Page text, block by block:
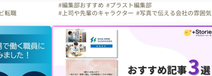
転職
都 #神奈川県
#千葉県
#岩手県
#熊本県
#編集部おすすめ #プラスト編集部
#上司や先輩のキャラクター #写真で伝える会社の雰囲気
#+Stories. #プラスストーリーズ #プラスト
#マイナビ転職 #弊社のすごいところ
#自慢の福利厚生
#+Stories.(プラスト)編集部
#岩手県 #神奈川県
#京都府 #栃木県 #群馬県
#静岡県
#兵庫県 #岡山県 #広島県 #熊本県